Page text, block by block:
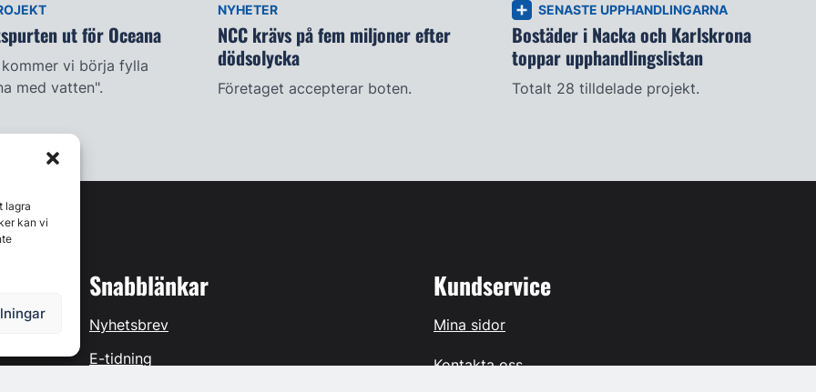
lagra
kan vi
ut för Oceana
vi börja fylla
med vatten".
NYHETER
NCC krävs på fem miljoner efter
dödsolycka
Företaget accepterar boten.
SENASTE UPPHANDLINGARNA
Bostäder i Nacka och Karlskrona
toppar upphandlingslistan
Totalt 28 tilldelade projekt.
Snabblänkar
Nyhetsbrev
E-tidning
Kundservice
Mina sidor
Kontakta oss